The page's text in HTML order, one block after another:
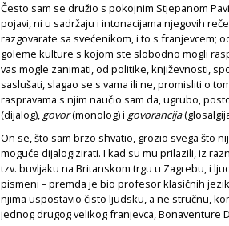
Često sam se družio s pokojnim Stjepanom
pojavi, ni u sadržaju i intonacijama njegovih
razgovarate sa svećenikom, i to s franjevcem;
goleme kulture s kojom ste slobodno mogli
vas mogle zanimati, od politike, književnosti,
saslušati, slagao se s vama ili ne, promisliti o
raspravama s njim naučio sam da, ugrubo,
(dijalog), govor(monolog) i govorancija
On se, što sam brzo shvatio, grozio svega što
moguće dijalogizirati. I kad su mu prilazili, iz
tzv. buvljaku na Britanskom trgu u Zagrebu, i
pismeni – premda je bio profesor klasičnih
njima uspostavio čisto ljudsku, a ne stručnu,
jednog drugog velikog franjevca, Bonaventure